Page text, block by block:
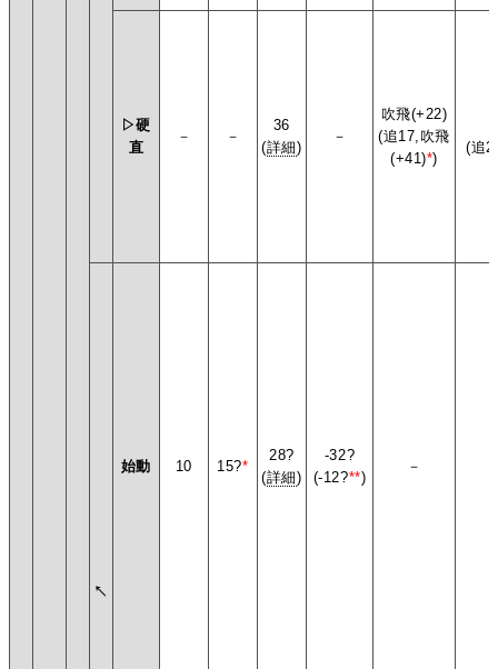
▷硬
直
－ －
36
(詳細)
－
吹飛(+22)
(追17,吹飛
(+41)*)
(追
↖
始動 10 15?*
28?
(詳細)
-32?
(-12?**)
－